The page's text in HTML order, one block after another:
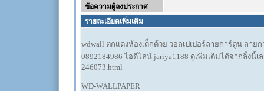
ข้อความผู้ลงประกาศ
รายละเอียดเพิ่มเติม
wdwall ตกแต่งห้องเด็กด้วย วอลเปเปอร์ลายการ์ตูน ล
0892184986 ไอดีไลน์ jariya1188 ดูเพิ่มเติมได้จากลิ้งนี้เ
246073.html
WD-WALLPAPER